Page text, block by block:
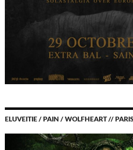
ELUVEITIE / PAIN / WOLFHEART //